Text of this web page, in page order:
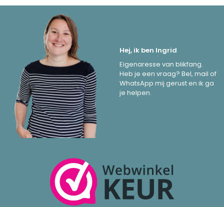
Hej, ik ben Ingrid
Eigenaresse van blikfang.
Heb je een vraag? Bel, mail of
WhatsApp mij gerust en ik ga
je helpen.